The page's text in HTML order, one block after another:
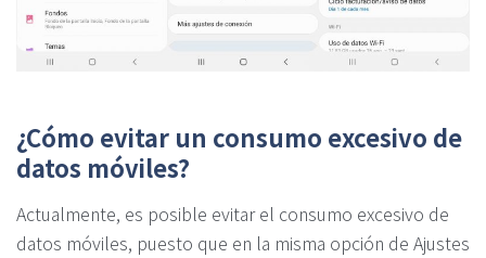
¿Cómo evitar un consumo excesivo de
datos móviles?
Actualmente, es posible evitar el consumo excesivo de
datos móviles, puesto que en la misma opción de Ajustes